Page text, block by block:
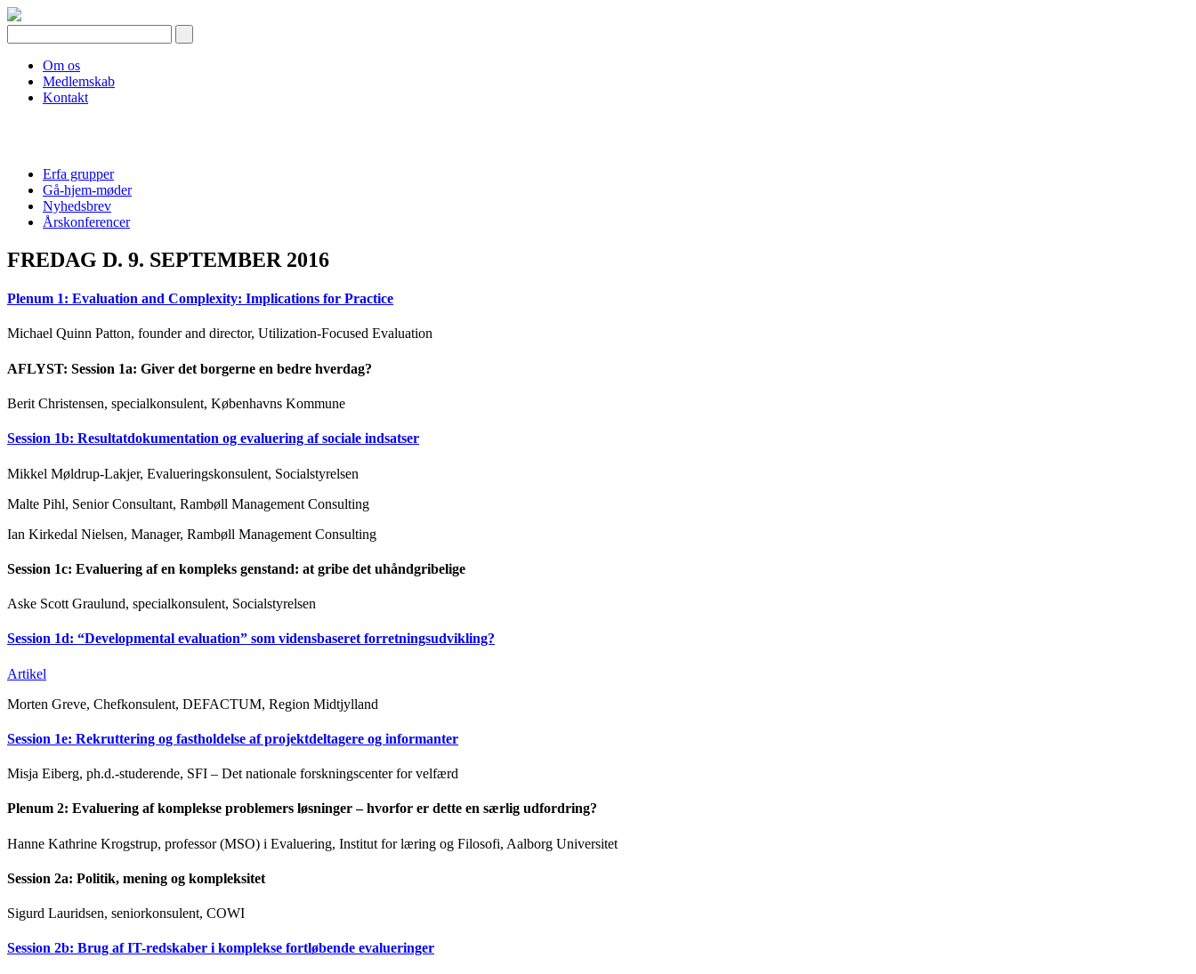
Skip
to
content
Om os
Medlemskab
Kontakt
Erfa grupper
Gå-hjem-møder
Nyhedsbrev
Årskonferencer
FREDAG D. 9. SEPTEMBER 2016
Plenum 1: Evaluation and Complexity: Implications for Practice
Michael Quinn Patton, founder and director, Utilization-Focused Evaluation
AFLYST: Session 1a: Giver det borgerne en bedre hverdag?
Berit Christensen, specialkonsulent, Københavns Kommune
Session 1b: Resultatdokumentation og evaluering af sociale indsatser
Mikkel Møldrup-Lakjer, Evalueringskonsulent, Socialstyrelsen
Malte Pihl, Senior Consultant, Rambøll Management Consulting
Ian Kirkedal Nielsen, Manager, Rambøll Management Consulting
Session 1c: Evaluering af en kompleks genstand: at gribe det uhåndgribelige
Aske Scott Graulund, specialkonsulent, Socialstyrelsen
Session 1d: “Developmental evaluation” som vidensbaseret forretningsudvikling?
Artikel
Morten Greve, Chefkonsulent, DEFACTUM, Region Midtjylland
Session 1e: Rekruttering og fastholdelse af projektdeltagere og informanter
Misja Eiberg, ph.d.-studerende, SFI – Det nationale forskningscenter for velfærd
Plenum 2: Evaluering af komplekse problemers løsninger – hvorfor er dette en særlig udfordring?
Hanne Kathrine Krogstrup, professor (MSO) i Evaluering, Institut for læring og Filosofi, Aalborg Universitet
Session 2a: Politik, mening og kompleksitet
Sigurd Lauridsen, seniorkonsulent, COWI
Session 2b: Brug af IT-redskaber i komplekse fortløbende evalueringer